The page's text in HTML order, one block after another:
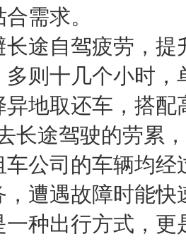
需求。
长途自驾疲劳，
多则十几个小时
地取还车，搭
长途驾驶的劳累
车公司的车辆均
，遭遇故障时能
一种出行方式，